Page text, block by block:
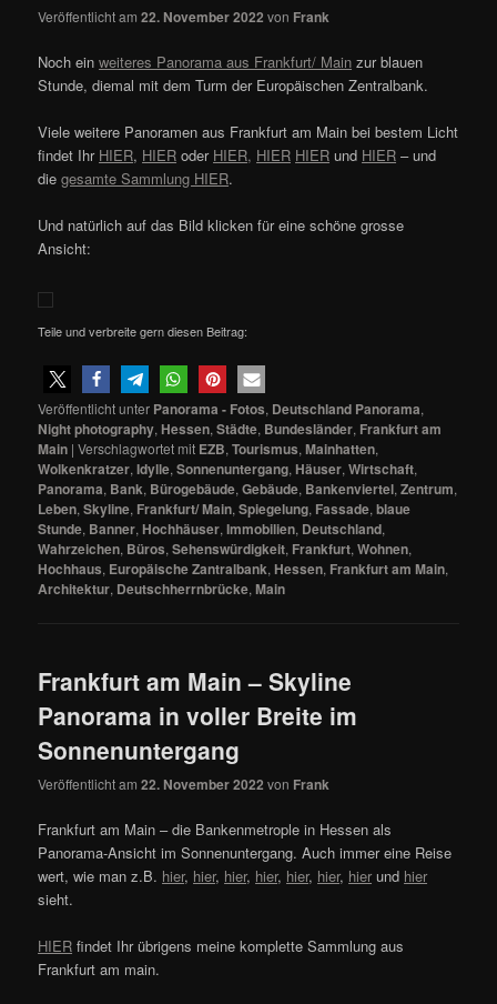
Veröffentlicht am22. November 2022 von Frank
Noch einweiteres Panorama aus Frankfurt/ Main zur blauen
Stunde, diemal mit dem Turm der Europäischen Zentralbank.
Viele weitere Panoramen aus Frankfurt am Main bei bestem Licht
findet Ihr HIER, HIER oder HIER, HIER HIER und HIER – und
diegesamte Sammlung HIER.
Und natürlich auf das Bild klicken für eine schöne grosse
Ansicht:
Teile und verbreite gern diesen Beitrag:
Veröffentlicht unter Panorama - Fotos, Deutschland Panorama,
Night photography, Hessen,Städte, Bundesländer, Frankfurt am
Main |Verschlagwortet mit EZB,Tourismus,Mainhatten,
Wolkenkratzer,Idylle,Sonnenuntergang, Häuser,Wirtschaft,
Panorama, Bank, Bürogebäude,Gebäude, Bankenviertel,Zentrum,
Leben,Skyline, Frankfurt/ Main,Spiegelung, Fassade,blaue
Stunde, Banner, Hochhäuser,Immobilien, Deutschland,
Wahrzeichen, Büros,Sehenswürdigkeit, Frankfurt,Wohnen,
Hochhaus, Europäische Zantralbank, Hessen, Frankfurt am Main,
Architektur, Deutschherrnbrücke,Main
Frankfurt am Main – Skyline
Panorama in voller Breite im
Sonnenuntergang
Veröffentlicht am22. November 2022 von Frank
Frankfurt am Main – die Bankenmetrople in Hessen als
Panorama-Ansicht im Sonnenuntergang. Auch immer eine Reise
wert, wie man z.B. hier, hier, hier, hier, hier, hier, hier und hier
sieht.
HIER findet Ihr übrigens meine komplette Sammlung aus
Frankfurt am main.